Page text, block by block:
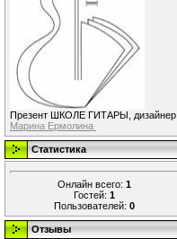
Презент ШКОЛЕ ГИТАРЫ, дизайнер
Марина Ермолина
Статистика
Онлайн всего: 1
Гостей: 1
Пользователей: 0
Отзывы